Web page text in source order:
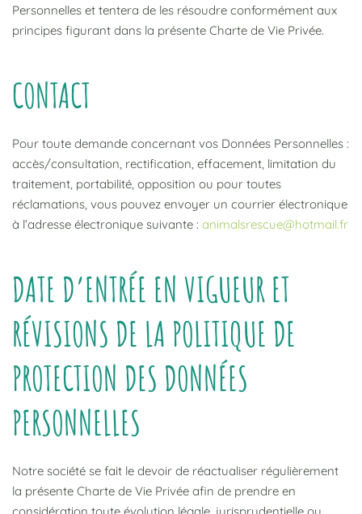
Personnelles et tentera de les résoudre conformément aux
principes figurant dans la présente Charte de Vie Privée.
CONTACT
Pour toute demande concernant vos Données Personnelles :
accès/consultation, rectification, effacement, limitation du
traitement, portabilité, opposition ou pour toutes
réclamations, vous pouvez envoyer un courrier électronique
à l’adresse électronique suivante : animalsrescue@hotmail.fr
DATE D’ENTRÉE EN VIGUEUR ET
RÉVISIONS DE LA POLITIQUE DE
PROTECTION DES DONNÉES
PERSONNELLES
Notre société se fait le devoir de réactualiser régulièrement
la présente Charte de Vie Privée afin de prendre en